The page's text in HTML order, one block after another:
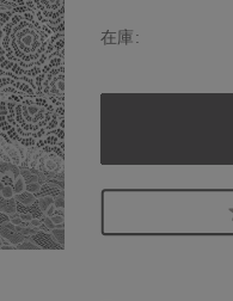
在庫: